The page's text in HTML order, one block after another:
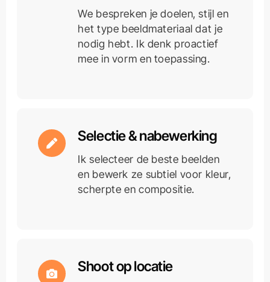
We bespreken je doelen, stijl en
het type beeldmateriaal dat je
nodig hebt. Ik denk proactief
mee in vorm en toepassing.
Selectie & nabewerking
Ik selecteer de beste beelden
en bewerk ze subtiel voor kleur,
scherpte en compositie.
Shoot op locatie